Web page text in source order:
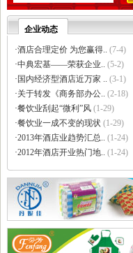
·泰州市多妮士机械制造有限..
·东莞市幸运（广印牌）印花..
·济南柏克电力设备有限公司
·沧州市德源钢管有限公司
·北京德诺和科技有限公司
·厦门立刻品牌策划有限公司
·巩义市天佑机械制造有限公..
厦门简氏商贸有限公司
祥辉陶瓷
上海金卢环保设备有限公司
深圳市中创国际物流有限公..
·兄弟网络公司
·海腾高修工程有限公司
深圳市讯搜科技有限公司
·如皋市久恒机械制造有限公..
· 宜居佳美家具有限公司
企业动态
·酒店合理定价 为您赢得.. (7-4)
·中典宏基——荣获企业.. (5-2)
· 国内经济型酒店近万家 .. (3-1)
·关于转发《商务部办公.. (2-18)
·餐饮业刮起“微利”风 (1-29)
·餐饮业一成不变的现状 (1-29)
·2013年酒店业趋势汇总.. (1-24)
·2012年酒店开业热门地.. (1-24)